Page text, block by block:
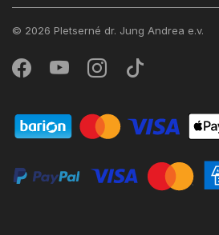
© 2026 Pletserné dr. Jung Andrea e.v.